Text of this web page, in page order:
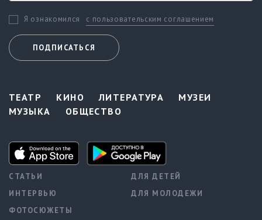
Я ознакомился с пользовательским соглашением
ПОДПИСАТЬСЯ
ТЕАТР КИНО ЛИТЕРАТУРА
МУЗЕИ
МУЗЫКА
ОБЩЕСТВО
СТАТЬИ
ИНТЕРВЬЮ
ФОТОСЮЖЕТЫ
ДЛЯ ДЕТЕЙ
ДЛЯ МОЛОДЕЖИ